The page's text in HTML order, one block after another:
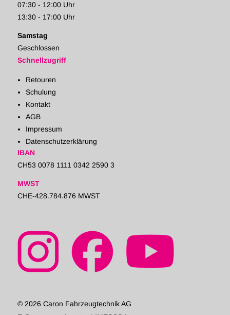
07:30 - 12:00 Uhr
13:30 - 17:00 Uhr
Samstag
Geschlossen
Schnellzugriff
Retouren
Schulung
Kontakt
AGB
Impressum
Datenschutzerklärung
IBAN
CH53 0078 1111 0342 2590 3
MWST
CHE-428.784.876 MWST
© 2026 Caron Fahrzeugtechnik AG